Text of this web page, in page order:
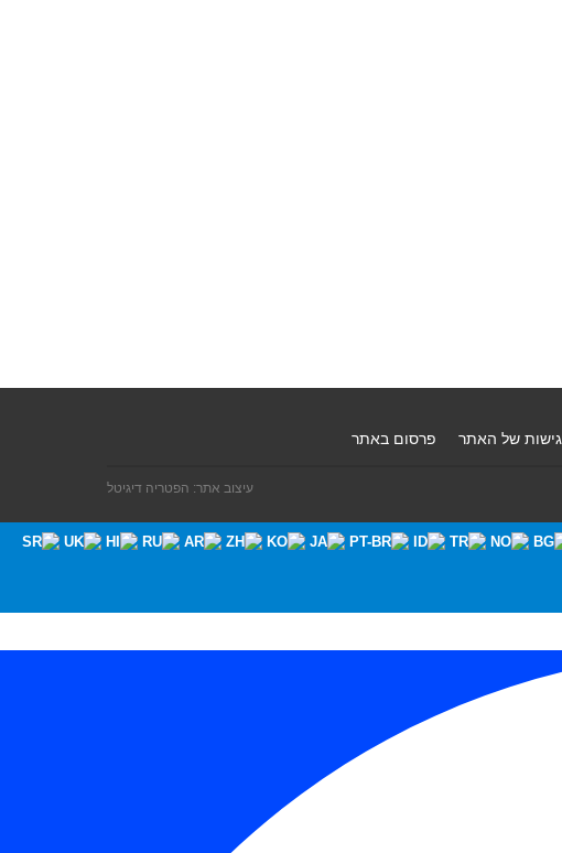
של האתר פרסום באתר
עיצוב אתר: הפטריה דיגיטל